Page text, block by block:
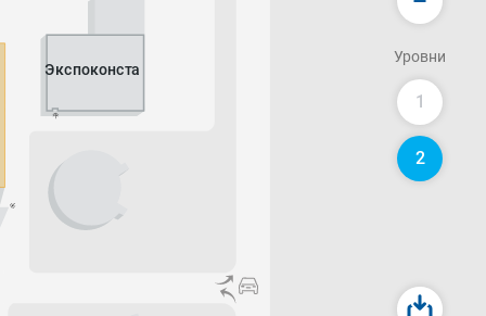
Экспоконста
Уровни
1
2